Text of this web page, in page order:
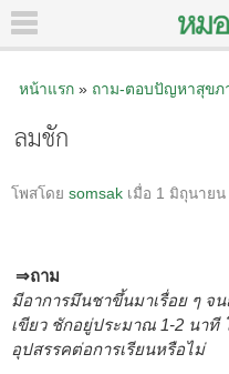
หน้าแรก» ถาม-ตอบปัญหาสุขภ
ลมชัก
โพสโดย somsak เมื่อ 1 มิถุนาย
⇒ถาม
มีอาการมึนชาขึ้นมาเรื่อย ๆ จ
เขียว ชักอยู่ประมาณ 1-2 นาที
อุปสรรคต่อการเรียนหรือไม่